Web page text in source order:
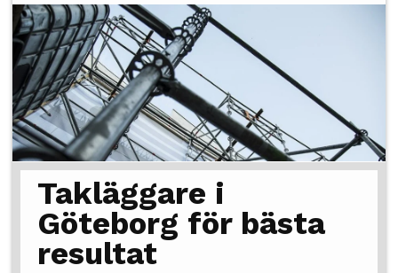
Takläggare i
Göteborg för bästa
resultat